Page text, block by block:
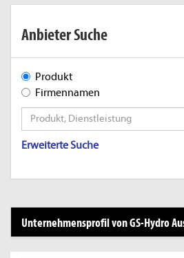
Anbieter Suche
Produkt
Firmennamen
Erweiterte Suche
Unternehmensprofil von GS-Hydro